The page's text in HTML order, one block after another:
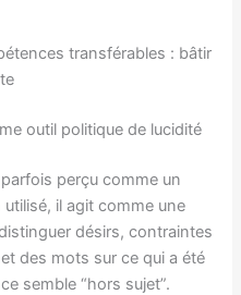
transférables : bâtir
outil politique de lucidité
perçu comme un
il agit comme une
désirs, contraintes
des mots sur ce qui a été
semble “hors sujet”.